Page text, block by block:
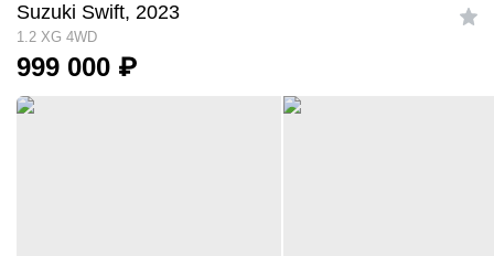
Suzuki Swift, 2023
1.2 XG 4WD
999 000 ₽